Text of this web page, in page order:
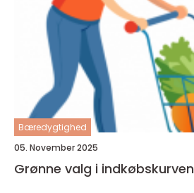
Bæredygtighed
05. November 2025
Grønne valg i indkøbskurven